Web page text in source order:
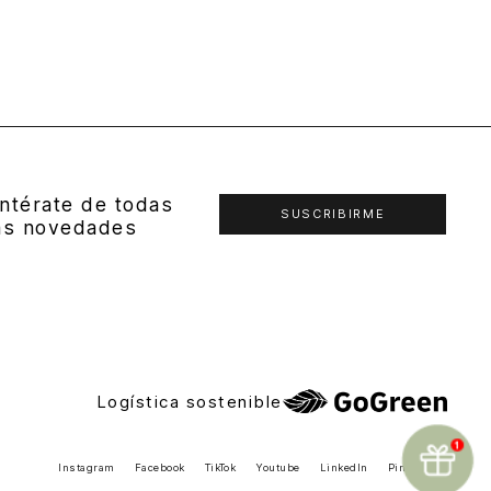
de todas
novedades
SUSCRIBIRME
Logística sostenible
Instagram Facebook TikTok Youtube LinkedIn Pinterest